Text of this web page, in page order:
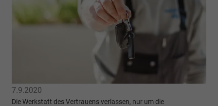
7.9.2020
Die Werkstatt des Vertrauens verlassen, nur um die